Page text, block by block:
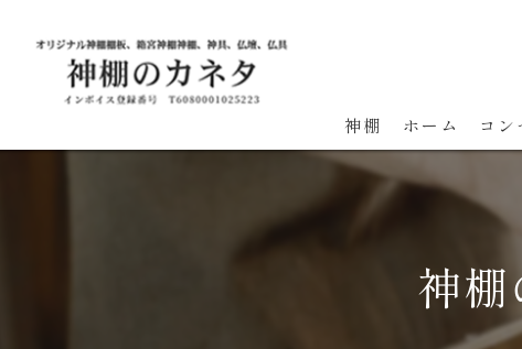
神棚 ホーム コン
神